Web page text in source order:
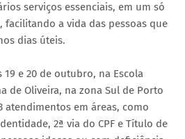
serviços essenciais, em um só
facilitando a vida das pessoas que
dias úteis.
e 20 de outubro, na Escola
de Oliveira, na zona Sul de Porto
atendimentos em áreas, como
2ª via do CPF e Título de